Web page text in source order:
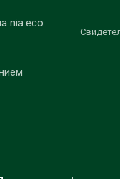
nia.eco